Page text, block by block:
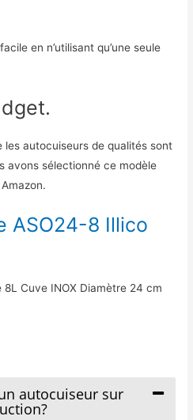
en n’utilisant qu’une seule
les autocuiseurs de qualités sont
avons sélectionné ce modèle
ASO24-8 Illico
Cuve INOX Diamètre 24 cm
autocuiseur sur